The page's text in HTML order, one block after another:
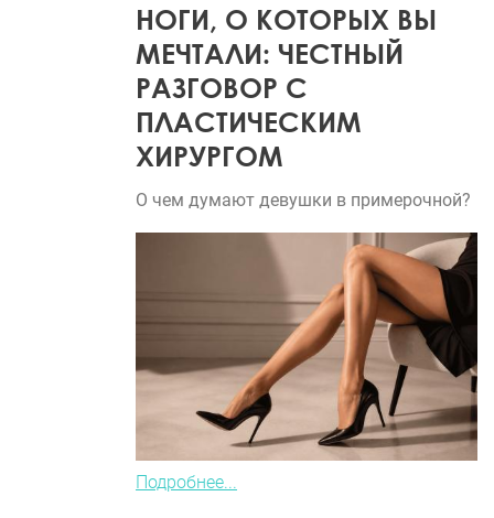
НОГИ, О КОТОРЫХ ВЫ
МЕЧТАЛИ: ЧЕСТНЫЙ
РАЗГОВОР С
ПЛАСТИЧЕСКИМ
ХИРУРГОМ
О чем думают девушки в примерочной?
Подробнее...